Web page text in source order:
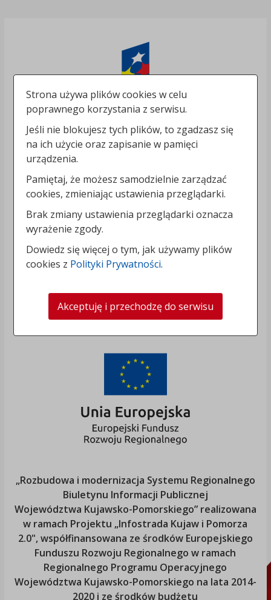
„Rozbudowa i modernizacja Systemu Regionalnego
Biuletynu Informacji Publicznej
Województwa Kujawsko-Pomorskiego” realizowana
w ramach Projektu „Infostrada Kujaw i Pomorza
2.0", współfinansowana ze środków Europejskiego
Funduszu Rozwoju Regionalnego w ramach
Regionalnego Programu Operacyjnego
Województwa Kujawsko-Pomorskiego na lata 2014-
2020 i ze środków budżetu
Strona używa plików cookies w celu
poprawnego korzystania z serwisu.
Jeśli nie blokujesz tych plików, to zgadzasz się
na ich użycie oraz zapisanie w pamięci
urządzenia.
Pamiętaj, że możesz samodzielnie zarządzać
cookies, zmieniając ustawienia przeglądarki.
Brak zmiany ustawienia przeglądarki oznacza
wyrażenie zgody.
Dowiedz się więcej o tym, jak używamy plików
cookies z Polityki Prywatności.
Akceptuję i przechodzę do serwisu